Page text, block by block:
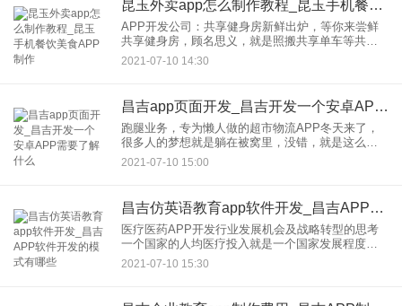
昆玉外卖app怎么制作教程_昆玉手机餐饮美食APP制作
APP开发公司：共享健身房新鲜出炉，等你来尝鲜
共享健身房，顾名思义，就是照搬共享单车等共享
服务平台的模式，给大众搭建一个健身房，通过
APP扫码支付使用健身器材，
2021-07-10 14:30
昌吉app页面开发_昌吉开发一个安卓APP需要了解什么
跑腿业务，专为懒人做的超市物流APP冬天来了，
很多人的梦想就是躺在被窝里，没错，就是这么纯
粹的想法竟然催生了跑腿类型的物流APP运营，下
面让我们来看看这种给懒人
2021-07-10 15:00
昌吉仿英语教育app软件开发_昌吉APP软件开发的模式有哪些
医疗医药APP开发行业发展机会及战略转型的思考
一个国家的人均医疗投入就是一个国家发展程度的
重要性标志，民众对健康的更加关注与投入。经过
十五年的努力，并缩短了与发
2021-07-10 15:30